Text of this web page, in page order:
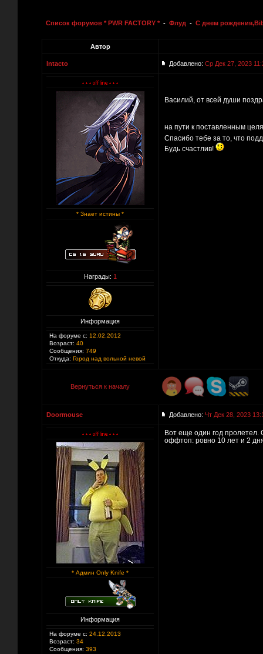
Список форумов * PWR FACTORY * - Флуд - С днем
Автор
Intacto Добавлено: Ср Дек 27, 2023
* Знает истины *
Награды: 1
Информация
На форуме с: 12.02.2012
Возраст: 40
Сообщения: 749
Откуда: Город над вольной невой
Василий, от всей души
на пути к поставленным
Спасибо тебе за то, что
Будь счастлив!
Вернуться к началу
Doormouse Добавлено: Чт Дек 28, 2023
* Админ Only Knife *
Информация
На форуме с: 24.12.2013
Возраст: 34
Сообщения: 393
Вот еще один год пролетел.
оффтоп: ровно 10 лет и 2